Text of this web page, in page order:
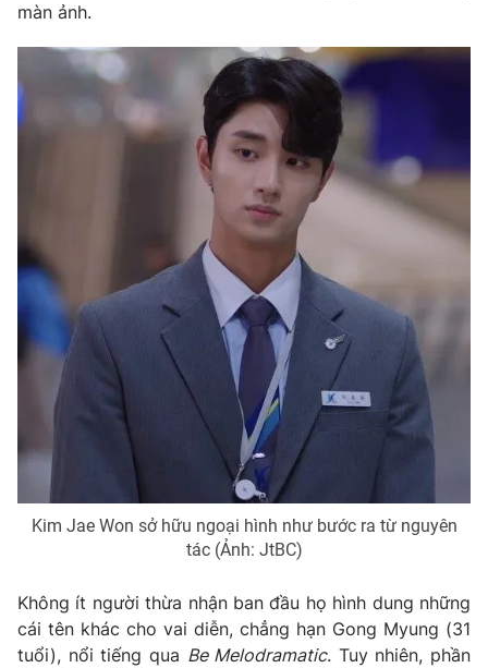
Chuyên mục khác
Emagazine Podcast
Infographic
Shorts video
VTV Money VTV Thể thao
VTV Sức khoẻ Bất động sản
Thị trường 24h Tấm lòng Việt
VTV4 Vươn mình bằng AI
VTV8
Liên hệ tòa soạn English
màn ảnh.
Kim Jae Won sở hữu ngoại hình như bước ra từ nguyên
tác (Ảnh: JtBC)
Không ít người thừa nhận ban đầu họ hình dung những
cái tên khác cho vai diễn, chẳng hạn Gong Myung (31
tuổi), nổi tiếng qua Be Melodramatic. Tuy nhiên, phần